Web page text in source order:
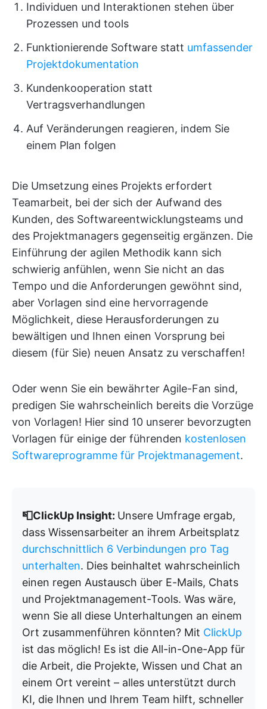
Individuen und Interaktionen stehen über
Prozessen und tools
Funktionierende Software statt umfassender
Projektdokumentation
Kundenkooperation statt
Vertragsverhandlungen
Auf Veränderungen reagieren, indem Sie
einem Plan folgen
Die Umsetzung eines Projekts erfordert
Teamarbeit, bei der sich der Aufwand des
Kunden, des Softwareentwicklungsteams und
des Projektmanagers gegenseitig ergänzen. Die
Einführung der agilen Methodik kann sich
schwierig anfühlen, wenn Sie nicht an das
Tempo und die Anforderungen gewöhnt sind,
aber Vorlagen sind eine hervorragende
Möglichkeit, diese Herausforderungen zu
bewältigen und Ihnen einen Vorsprung bei
diesem (für Sie) neuen Ansatz zu verschaffen!
Oder wenn Sie ein bewährter Agile-Fan sind,
predigen Sie wahrscheinlich bereits die Vorzüge
von Vorlagen! Hier sind 10 unserer bevorzugten
Vorlagen für einige der führenden kostenlosen
Softwareprogramme für Projektmanagement.
📮ClickUp Insight: Unsere Umfrage ergab,
dass Wissensarbeiter an ihrem Arbeitsplatz
durchschnittlich 6 Verbindungen pro Tag
unterhalten. Dies beinhaltet wahrscheinlich
einen regen Austausch über E-Mails, Chats
und Projektmanagement-Tools. Was wäre,
wenn Sie all diese Unterhaltungen an einem
Ort zusammenführen könnten? Mit ClickUp
ist das möglich! Es ist die All-in-One-App für
die Arbeit, die Projekte, Wissen und Chat an
einem Ort vereint – alles unterstützt durch
KI, die Ihnen und Ihrem Team hilft, schneller